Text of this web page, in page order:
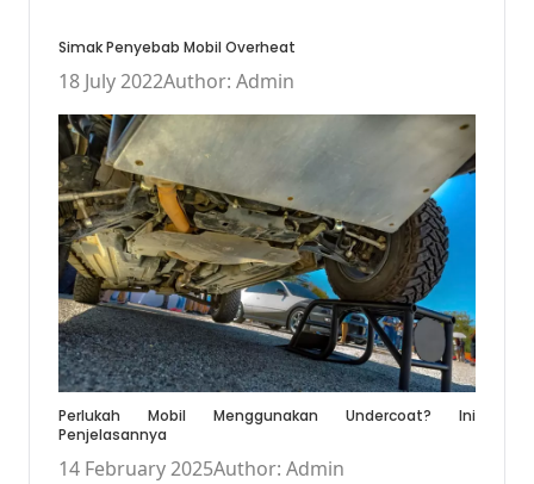
Simak Penyebab Mobil Overheat
18 July 2022Author: Admin
Perlukah Mobil Menggunakan Undercoat? Ini
Penjelasannya
14 February 2025Author: Admin